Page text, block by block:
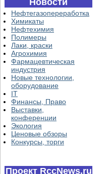
Новости
Нефтегазопереработка
Химикаты
Нефтехимия
Полимеры
Лаки, краски
Агрохимия
Фармацевтическая
индустрия
Новые технологии,
оборудование
IT
Финансы, Право
Выставки,
конференции
Экология
Ценовые обзоры
Конкурсы, торги
Проект RccNews.ru